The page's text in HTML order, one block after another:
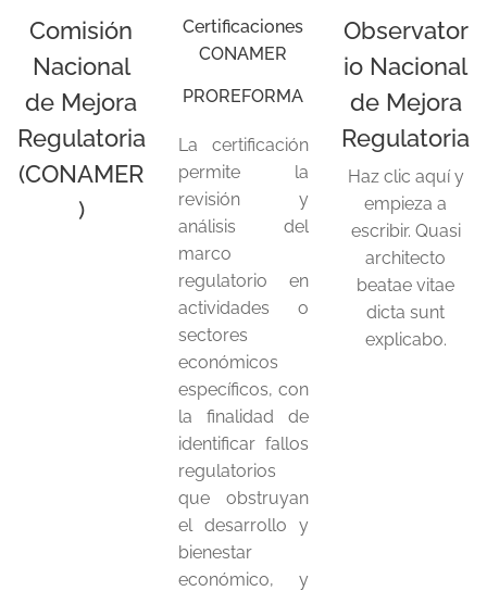
Comisión
Nacional
de Mejora
Regulatoria
(CONAMER
)
Certificaciones
CONAMER
PROREFORMA
La certificación
permite la
revisión y
análisis del
marco
regulatorio en
actividades o
sectores
económicos
específicos, con
la finalidad de
identificar fallos
regulatorios
que obstruyan
el desarrollo y
bienestar
económico, y
Observator
io Nacional
de Mejora
Regulatoria
Haz clic aquí y
empieza a
escribir. Quasi
architecto
beatae vitae
dicta sunt
explicabo.